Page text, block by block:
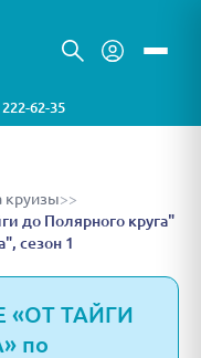
62-35
круизы>>
до Полярного круга"
сезон 1
«ОТ ТАЙГИ
по